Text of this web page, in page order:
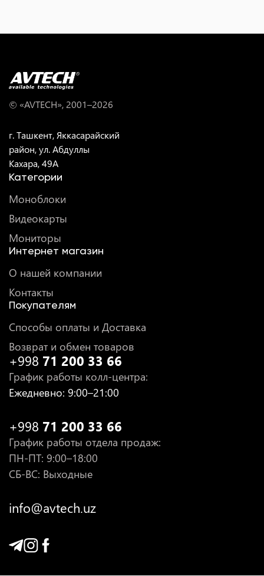
© «AVTECH», 2001–2026
г. Ташкент, Яккасарайский
район, ул. Абдуллы
Кахара, 49A
Категории
Моноблоки
Видеокарты
Мониторы
Интернет магазин
О нашей компании
Контакты
Покупателям
Способы оплаты и Доставка
Возврат и обмен товаров
+998 71 200 33 66
График работы колл-центра:
Ежедневно: 9:00–21:00
+998 71 200 33 66
График работы отдела продаж:
ПН-ПТ: 9:00–18:00
СБ-ВС: Выходные
info@avtech.uz